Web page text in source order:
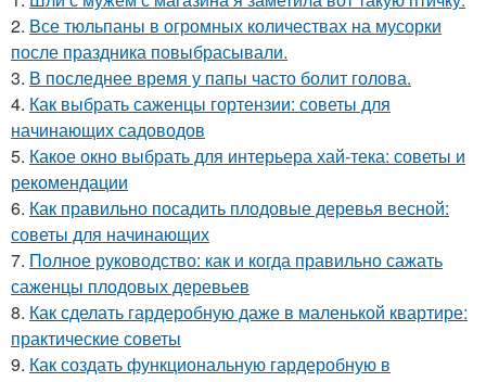
2. Все тюльпаны в огромных количествах на мусорки
после праздника повыбрасывали.
3. В последнее время у папы часто болит голова.
4. Как выбрать саженцы гортензии: советы для
начинающих садоводов
5. Какое окно выбрать для интерьера хай-тека: советы и
рекомендации
6. Как правильно посадить плодовые деревья весной:
советы для начинающих
7. Полное руководство: как и когда правильно сажать
саженцы плодовых деревьев
8. Как сделать гардеробную даже в маленькой квартире:
практические советы
9. Как создать функциональную гардеробную в